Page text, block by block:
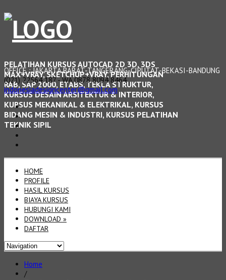
PELATIHAN KURSUS AUTOCAD 2D 3D, 3DS
MAX+VRAY, SKETCHUP+VRAY, PERHITUNGAN
RAB, SAP 2000, ETABS, TEKLA STRUKTUR,
KURSUS DESAIN ARSITEKTUR & INTERIOR,
KURSUS MEKANIKAL & ELEKTRIKAL, KURSUS
BIDANG MESIN & INDUSTRI, KURSUS PELATIHAN
TEKNIK SIPIL
OFFICE : JAKARTA BARAT-TANGERANG-CIPUTAT-BEKASI-BANDUNG
(021) 22564 187 - WA 0878 8094 8464
indonesiadesigncenter@gmail.com
HOME
PROFILE
HASIL KURSUS
BIAYA KURSUS
HUBUNGI KAMI
DOWNLOAD »
DAFTAR
Home
/